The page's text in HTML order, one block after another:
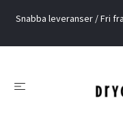
Snabba leveranser / Fri